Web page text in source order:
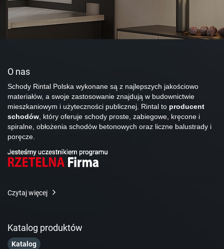
O nas
Schody Rintal Polska wykonane są z najlepszych jakościowo
materiałów, a swoje zastosowanie znajdują w budownictwie
mieszkaniowym i użyteczności publicznej. Rintal to producent
schodów, który oferuje schody proste, zabiegowe, kręcone i
spiralne, obłożenia schodów betonowych oraz liczne balustrady i
poręcze.
Czytaj więcej
Katalog produktów
Katalog